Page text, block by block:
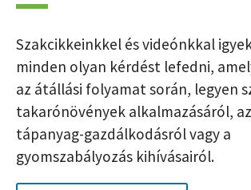
Szakcikkeinkkel és videónkkal
minden olyan kérdést lefedni,
az átállási folyamat során, legyen
takarónövények alkalmazásáról,
tápanyag-gazdálkodásról vagy a
gyomszabályozás kihívásairól.